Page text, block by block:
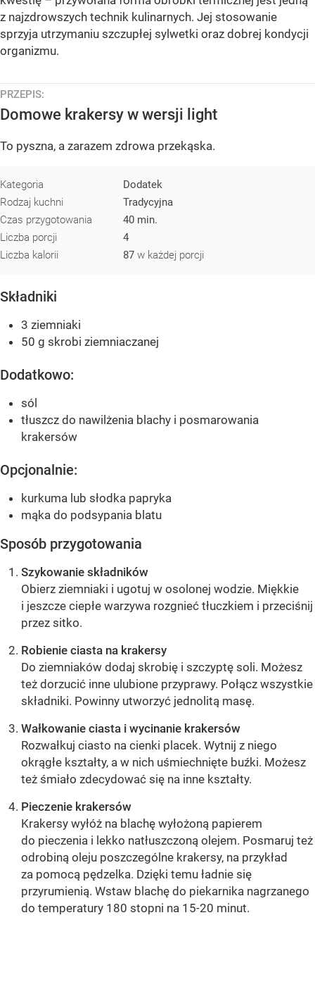
z najzdrowszych technik kulinarnych. Jej stosowanie
sprzyja utrzymaniu szczupłej sylwetki oraz dobrej kondycji
organizmu.
PRZEPIS:
Domowe krakersy w wersji light
To pyszna, a zarazem zdrowa przekąska.
Kategoria
Dodatek
Rodzaj kuchni
Tradycyjna
Czas przygotowania
40 min.
Liczba porcji
4
Liczba kalorii
87 w każdej porcji
Składniki
3 ziemniaki
50 g skrobi ziemniaczanej
Dodatkowo:
sól
tłuszcz do nawilżenia blachy i posmarowania
krakersów
Opcjonalnie:
kurkuma lub słodka papryka
mąka do podsypania blatu
Sposób przygotowania
Szykowanie składników
Obierz ziemniaki i ugotuj w osolonej wodzie. Miękkie
i jeszcze ciepłe warzywa rozgnieć tłuczkiem i przeciśnij
przez sitko.
Robienie ciasta na krakersy
Do ziemniaków dodaj skrobię i szczyptę soli. Możesz
też dorzucić inne ulubione przyprawy. Połącz wszystkie
składniki. Powinny utworzyć jednolitą masę.
Wałkowanie ciasta i wycinanie krakersów
Rozwałkuj ciasto na cienki placek. Wytnij z niego
okrągłe kształty, a w nich uśmiechnięte buźki. Możesz
też śmiało zdecydować się na inne kształty.
Pieczenie krakersów
Krakersy wyłóż na blachę wyłożoną papierem
do pieczenia i lekko natłuszczoną olejem. Posmaruj też
odrobiną oleju poszczególne krakersy, na przykład
za pomocą pędzelka. Dzięki temu ładnie się
przyrumienią. Wstaw blachę do piekarnika nagrzanego
do temperatury 180 stopni na 15-20 minut.